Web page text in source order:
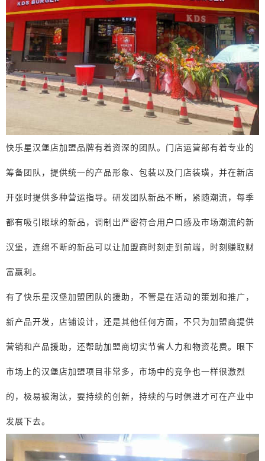
快乐星汉堡店加盟品牌有着资深的团队。门店运营部有着专业的
筹备团队，提供统一的产品形象、包装以及门店装璜，并在新店
开张时提供多种营运指导。研发团队新品不断，紧随潮流，每季
都有吸引眼球的新品，调制出严密符合用户口感及市场潮流的新
汉堡，连绵不断的新品可以让加盟商时刻走到前端，时刻赚取财
富赢利。
有了快乐星汉堡加盟团队的援助，不管是在活动的策划和推广，
新产品开发，店铺设计，还是其他任何方面，不只为加盟商提供
营销和产品援助，还帮助加盟商切实节省人力和物资花费。眼下
市场上的汉堡店加盟项目非常多，市场中的竞争也一样很激烈
的，极易被淘汰，要持续的创新，持续的与时俱进才可在产业中
发展下去。